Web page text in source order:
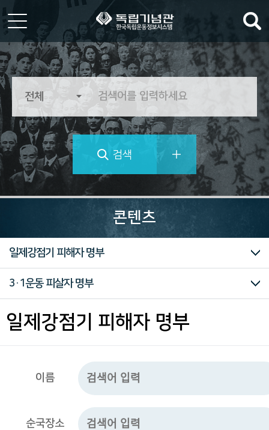
한
독
립
동
정
보
시
역
는
검색
콘텐츠
대한민국임시정부
독립운동가 자료
마이크로필름
미주흥사단
신문자료
의병자료
재한선교사보고문건
일제강점기 피해자 명부
대한인국민회
3·1운동 피살자 명부
강제동원자 1차
강제동원자 2차
3·1운동 피살자 명부
관동대지진 피살자 명부
태평양전쟁 피해자 명부
일제강점기 피해자 명부
이름
순국장소